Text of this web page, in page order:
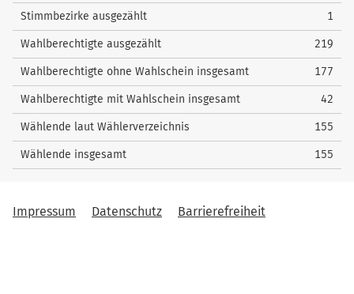
Stimmbezirke ausgezählt 1
Wahlberechtigte ausgezählt 219
Wahlberechtigte ohne Wahlschein insgesamt 177
Wahlberechtigte mit Wahlschein insgesamt 42
Wählende laut Wählerverzeichnis 155
Wählende insgesamt 155
Impressum Datenschutz Barrierefreiheit